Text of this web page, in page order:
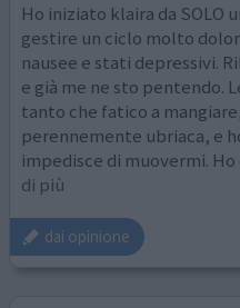
Ho iniziato klaira da SOLO
gestire un ciclo molto
nausee e stati depressivi.
e già me ne sto pentendo.
tanto che fatico a
perennemente ubriaca, e
impedisce di muovermi.
di più
dai opinione